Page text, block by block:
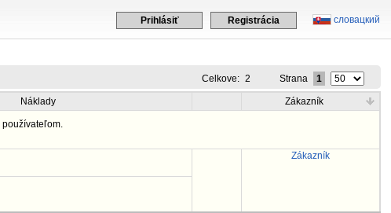
словацкий
Prihlásiť Registrácia
Celkove: 2 Strana 1
Náklady Zákazník
používateľom.
Zákazník